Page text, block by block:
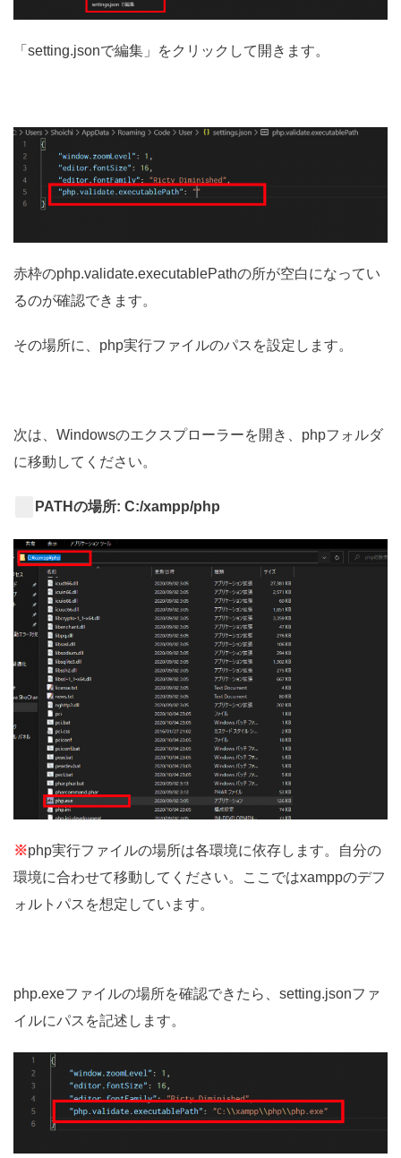
「setting.jsonで編集」をクリックして開きます。
赤枠のphp.validate.executablePathの所が空白になってい
るのが確認できます。
その場所に、php実行ファイルのパスを設定します。
次は、Windowsのエクスプローラーを開き、phpフォルダ
に移動してください。
PATHの場所: C:/xampp/php
※php実行ファイルの場所は各環境に依存します。自分の
環境に合わせて移動してください。ここではxamppのデフ
ォルトパスを想定しています。
php.exeファイルの場所を確認できたら、setting.jsonファ
イルにパスを記述します。